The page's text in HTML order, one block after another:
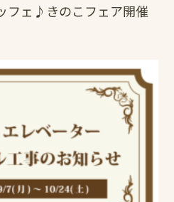
フェ♪きのこフェア開催